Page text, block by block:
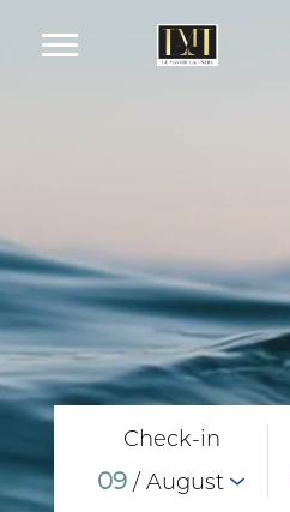
Check-in
09 / August